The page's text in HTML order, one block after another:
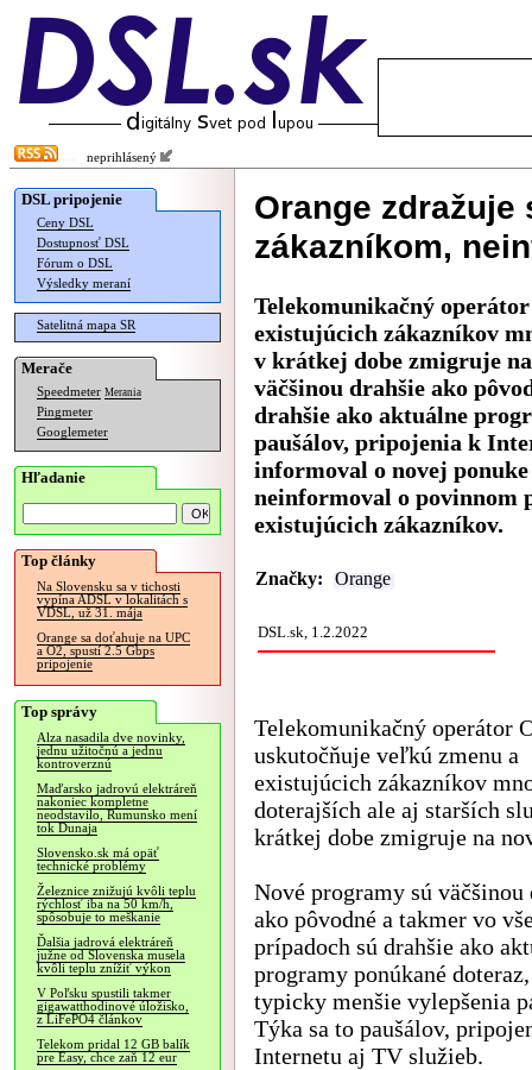
neprihlásený
DSL pripojenie
Ceny DSL
Dostupnosť DSL
Fórum o DSL
Výsledky meraní
Satelitná mapa SR
Merače
Speedmeter Merania
Pingmeter
Googlemeter
Hľadanie
Top články
Na Slovensku sa v tichosti
vypína ADSL v lokalitách s
VDSL, už 31. mája
Orange sa doťahuje na UPC
a O2, spustí 2.5 Gbps
pripojenie
Top správy
Alza nasadila dve novinky,
jednu užitočnú a jednu
kontroverznú
Maďarsko jadrovú elektráreň
nakoniec kompletne
neodstavilo, Rumunsko mení
tok Dunaja
Slovensko.sk má opäť
technické problémy
Železnice znižujú kvôli teplu
rýchlosť iba na 50 km/h,
spôsobuje to meškanie
Ďalšia jadrová elektráreň
južne od Slovenska musela
kvôli teplu znížiť výkon
V Poľsku spustili takmer
gigawatthodinové úložisko,
z LiFePO4 článkov
Telekom pridal 12 GB balík
pre Easy, chce zaň 12 eur
Orange
zákazníkom,
Telekomunikačný
existujúcich zákazníkov
v krátkej dobe zmigruje
väčšinou drahšie ako
drahšie ako aktuálne
paušálov, pripojenia k
informoval o novej
neinformoval o povinnom
existujúcich zákazníkov.
Značky: Orange
DSL.sk, 1.2.2022
Telekomunikačný operátor
uskutočňuje veľkú zmenu a
existujúcich zákazníkov
doterajších ale aj starších
krátkej dobe zmigruje na
Nové programy sú väčšinou
ako pôvodné a takmer vo
prípadoch sú drahšie ako
programy ponúkané
typicky menšie vylepšenia
Týka sa to paušálov,
Internetu aj TV služieb.